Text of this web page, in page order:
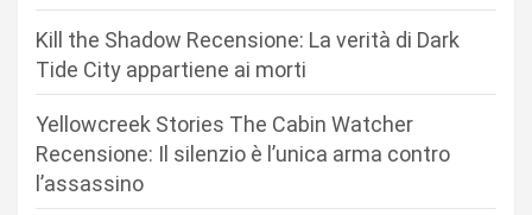
Kill the Shadow Recensione: La verità di Dark
Tide City appartiene ai morti
Yellowcreek Stories The Cabin Watcher
Recensione: Il silenzio è l’unica arma contro
l’assassino